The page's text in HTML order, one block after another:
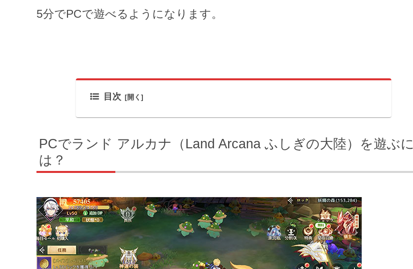
5分でPCで遊べるようになります。
目次
PCでランド アルカナ（Land Arcana ふしぎの大陸）を遊ぶに
は？